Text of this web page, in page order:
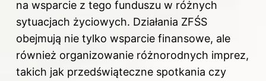
na wsparcie z tego funduszu w różnych
sytuacjach życiowych. Działania ZFŚS
obejmują nie tylko wsparcie finansowe, ale
również organizowanie różnorodnych imprez,
takich jak przedświąteczne spotkania czy